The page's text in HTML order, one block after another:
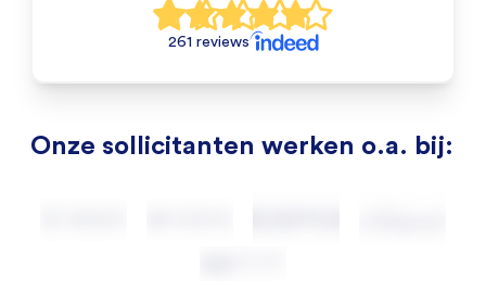
261 reviews
Onze sollicitanten werken o.a. bij: